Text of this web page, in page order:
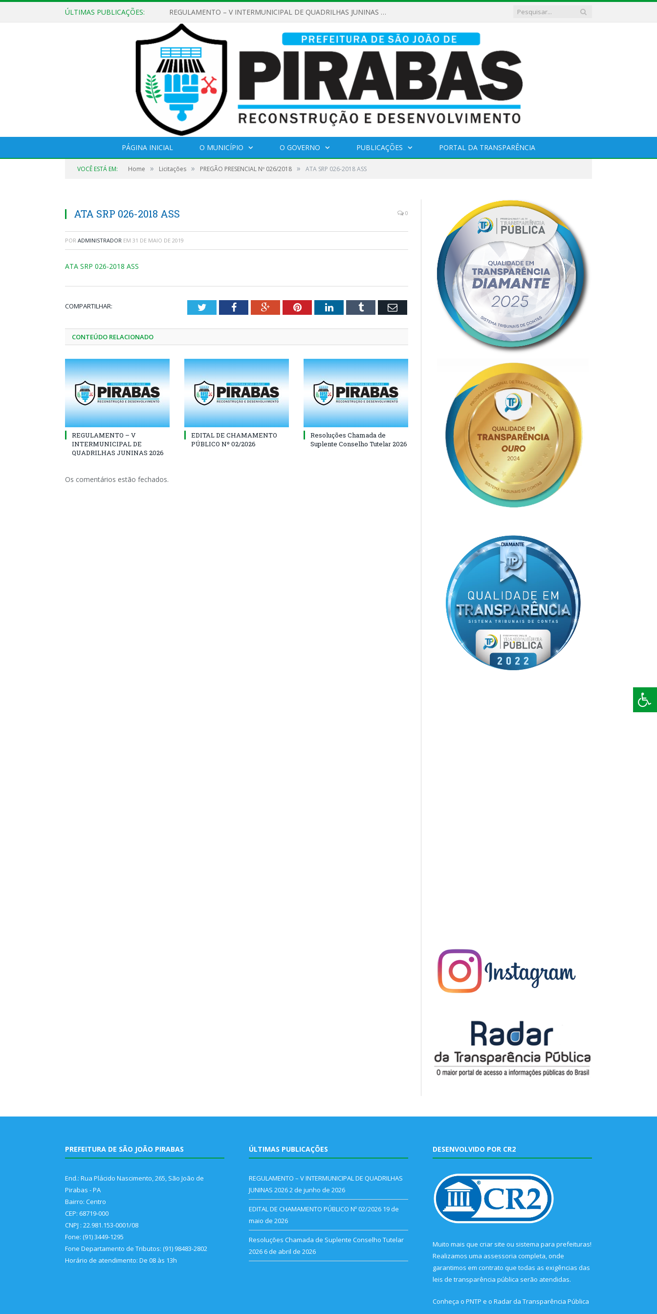
ÚLTIMAS PUBLICAÇÕES: EDITAL DE CHAMAMENTO PÚBLICO Nº 02/2026
PÁGINA INICIAL O MUNICÍPIO O GOVERNO PUBLICAÇÕES PORTAL DA TRANSPARÊNCIA
VOCÊ ESTÁ EM: Home » Licitações » PREGÃO PRESENCIAL Nº 026/2018 » ATA SRP 026-2018 ASS
ATA SRP 026-2018 ASS 0
POR ADMINISTRADOR EM 31 DE MAIO DE 2019
ATA SRP 026-2018 ASS
COMPARTILHAR: TwitterFacebookGoogle+PinterestLinkedInTumblr Email
CONTEÚDO RELACIONADO
REGULAMENTO – V
INTERMUNICIPAL DE
QUADRILHAS JUNINAS 2026
EDITAL DE CHAMAMENTO
PÚBLICO Nº 02/2026
Resoluções Chamada de
Suplente Conselho Tutelar 2026
Os comentários estão fechados.
PREFEITURA DE SÃO JOÃO PIRABAS
End.: Rua Plácido Nascimento, 265, São João de
Pirabas - PA
Bairro: Centro
CEP: 68719-000
CNPJ : 22.981.153-0001/08
Fone: (91) 3449-1295
Fone Departamento de Tributos: (91) 98483-2802
Horário de atendimento: De 08 às 13h
ÚLTIMAS PUBLICAÇÕES
REGULAMENTO – V INTERMUNICIPAL DE QUADRILHAS
JUNINAS 20262 de junho de 2026
EDITAL DE CHAMAMENTO PÚBLICO Nº 02/2026 19 de
maio de 2026
Resoluções Chamada de Suplente Conselho Tutelar
2026 6 de abril de 2026
DESENVOLVIDO POR CR2
Muito mais que criar site ou sistema para prefeituras!
Realizamos uma assessoria completa, onde
garantimos em contrato que todas as exigências das
leis de transparência pública serão atendidas.
Conheça o PNTP e o Radar da Transparência Pública